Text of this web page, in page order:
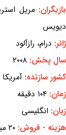
بازیگران:مریل
دیویس
ژانر: درام، رازآلود
سال پخش: ۲۰۰۸
کشور سازنده: آمریکا
زمان: ۱۰۴ دقیقه
زبان: انگلیسی
هزینه - فروش: ۲۰ میلیون دلار - ۵۰/۹ میلیون دلار